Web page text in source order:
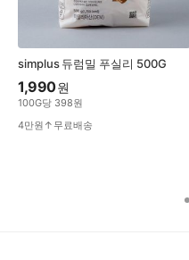
simplus 듀럼밀 푸실리 500G
1,990원
100G당 398원
4만원↑무료배송